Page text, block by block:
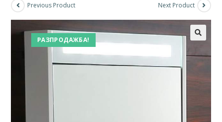
РАЗПРОДАЖБА!
Previous Product Next Product